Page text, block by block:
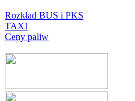
Rozkład BUS i PKS
TAXI
Ceny paliw